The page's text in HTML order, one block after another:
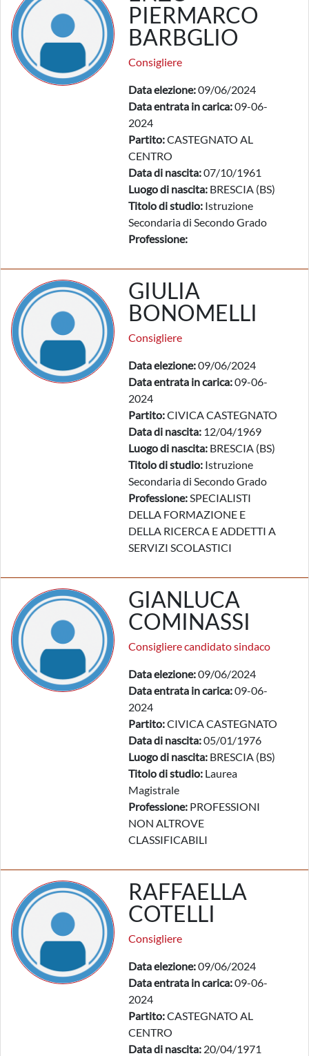
PIERMARCO
BARBGLIO
Consigliere
Data elezione:09/06/2024
Data entrata in carica:09-06-
2024
Partito:CASTEGNATO AL
CENTRO
Data di nascita:07/10/1961
Luogo di nascita: BRESCIA (BS)
Titolo di studio: Istruzione
Secondaria di Secondo Grado
Professione:
GIULIA
BONOMELLI
Consigliere
Data elezione:09/06/2024
Data entrata in carica:09-06-
2024
Partito:CIVICA CASTEGNATO
Data di nascita: 12/04/1969
Luogo di nascita: BRESCIA (BS)
Titolo di studio: Istruzione
Secondaria di Secondo Grado
Professione:SPECIALISTI
DELLA FORMAZIONE E
DELLA RICERCA E ADDETTI A
SERVIZI SCOLASTICI
GIANLUCA
COMINASSI
Consigliere candidato sindaco
Data elezione:09/06/2024
Data entrata in carica:09-06-
2024
Partito:CIVICA CASTEGNATO
Data di nascita:05/01/1976
Luogo di nascita: BRESCIA (BS)
Titolo di studio: Laurea
Magistrale
Professione: PROFESSIONI
NON ALTROVE
CLASSIFICABILI
RAFFAELLA
COTELLI
Consigliere
Data elezione:09/06/2024
Data entrata in carica:09-06-
2024
Partito:CASTEGNATO AL
CENTRO
Data di nascita: 20/04/1971